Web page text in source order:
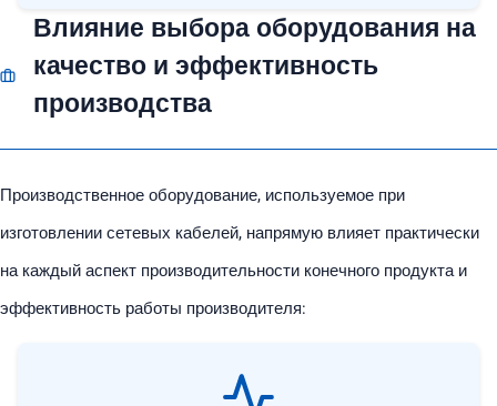
Влияние выбора оборудования на
качество и эффективность
производства
Производственное оборудование, используемое при
изготовлении сетевых кабелей, напрямую влияет практически
на каждый аспект производительности конечного продукта и
эффективность работы производителя: